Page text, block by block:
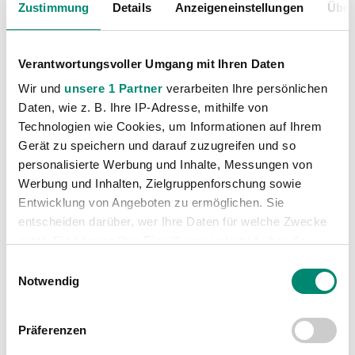
Zustimmung Details Anzeigeneinstellungen
Verantwortungsvoller Umgang mit Ihren Daten
Wir und unsere 1 Partner verarbeiten Ihre persönlichen
Daten, wie z. B. Ihre IP-Adresse, mithilfe von
Technologien wie Cookies, um Informationen auf Ihrem
Gerät zu speichern und darauf zuzugreifen und so
personalisierte Werbung und Inhalte, Messungen von
Werbung und Inhalten, Zielgruppenforschung sowie
Entwicklung von Angeboten zu ermöglichen. Sie
entscheiden darüber, wer Ihre Daten für welche Zwecke
Trigger Symbol ändern oder widerrufen
Erfahren Sie mehr darüber, wie Ihre persönlichen Daten
verarbeitet werden, und legen Sie Ihre Präferenzen im
Notwendig
Präferenzen
VORIGER NEWSEINTRAG
1:1 gegen den Meister
NÄCHSTER NEWSEINTRAG
WEITERE NEWS